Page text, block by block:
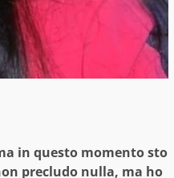
in questo momento sto
precludo nulla, ma ho